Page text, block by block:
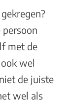
met de
wel
de juiste
wel als